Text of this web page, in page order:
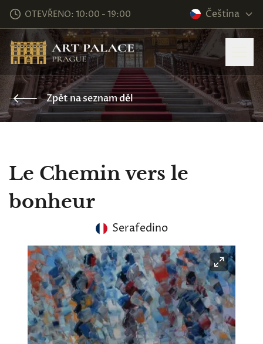
OTEVŘENO: 10:00 - 19:00 Čeština
Zpět na seznam děl
Le Chemin vers le
bonheur
Serafedino